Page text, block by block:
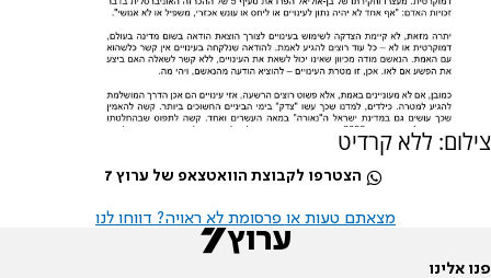
צילום: ללא קרדיט
הצטרפו לקבוצת הוואטצאפ של ערוץ 7
מצאתם טעות או פרסומת לא ראויה? דווחו לנו
פנו אלינו